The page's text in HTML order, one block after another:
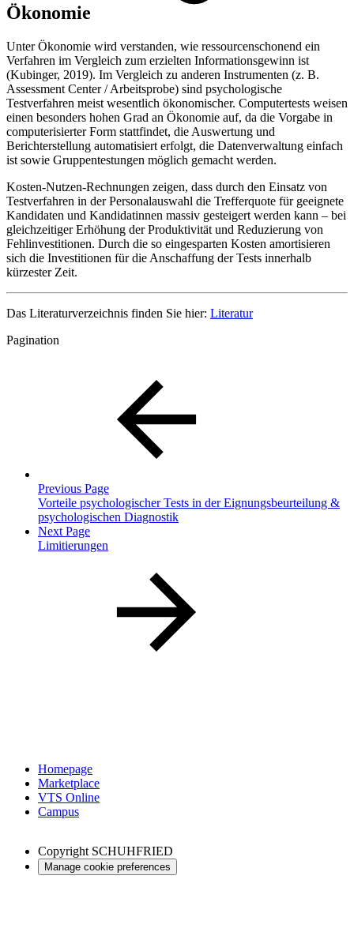
Ökonomie
Unter Ökonomie wird verstanden, wie ressourcenschonend ein
Verfahren im Vergleich zum erzielten Informationsgewinn ist
(Kubinger, 2019). Im Vergleich zu anderen Instrumenten (z. B.
Assessment Center / Arbeitsprobe) sind psychologische
Testverfahren meist wesentlich ökonomischer. Computertests weisen
einen besonders hohen Grad an Ökonomie auf, da die Vorgabe in
computerisierter Form stattfindet, die Auswertung und
Berichterstellung automatisiert erfolgt, die Datenverwaltung einfach
ist sowie Gruppentestungen möglich gemacht werden.
Kosten-Nutzen-Rechnungen zeigen, dass durch den Einsatz von
Testverfahren in der Personalauswahl die Trefferquote für geeignete
Kandidaten und Kandidatinnen massiv gesteigert werden kann – bei
gleichzeitiger Erhöhung der Produktivität und Reduzierung von
Fehlinvestitionen. Durch die so eingesparten Kosten amortisieren
sich die Investitionen für die Anschaffung der Tests innerhalb
kürzester Zeit.
Das Literaturverzeichnis finden Sie hier: Literatur
Pagination
Previous Page
Vorteile psychologischer Tests in der Eignungsbeurteilung &
psychologischen Diagnostik
Next Page
Limitierungen
Homepage
Marketplace
VTS Online
Campus
Copyright SCHUHFRIED
Manage cookie preferences